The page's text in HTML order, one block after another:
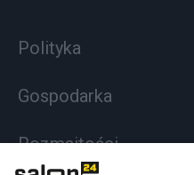
Polityka
Gospodarka
Rozmaitości